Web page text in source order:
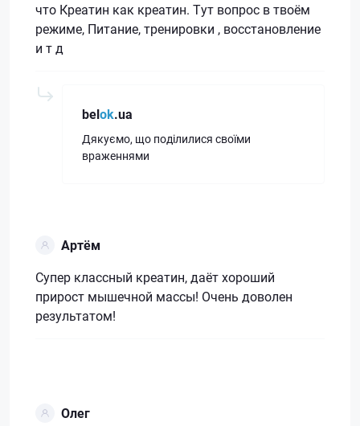
что Креатин как креатин. Тут вопрос в твоём
режиме, Питание, тренировки , восстановление
и т д
belok.ua
Дякуємо, що поділилися своїми
враженнями
Артём
Супер классный креатин, даёт хороший
прирост мышечной массы! Очень доволен
результатом!
Олег